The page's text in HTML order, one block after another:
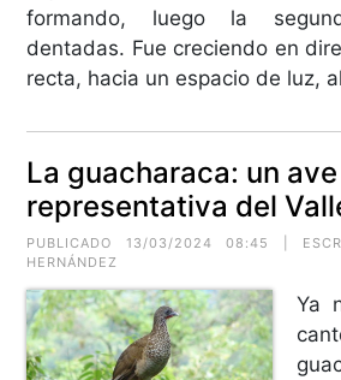
formando, luego la
dentadas. Fue creciendo en
recta, hacia un espacio de luz,
La guacharaca: un ave
representativa del
PUBLICADO 13/03/2024 08:45 |
HERNÁNDEZ
Ya